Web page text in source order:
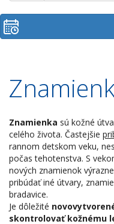
Znamienka sú kožné
celého života. Častejšie
rannom detskom veku,
počas tehotenstva. S
nových znamienok
pribúdať iné útvary,
bradavice.
Je dôležité
skontrolovať kožnému